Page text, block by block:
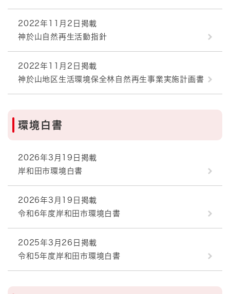
2022年11月2日掲載
神於山自然再生活動指針
2022年11月2日掲載
神於山地区生活環境保全林自然再生事業実施計画書
環境白書
2026年3月19日掲載
岸和田市環境白書
2026年3月19日掲載
令和6年度岸和田市環境白書
2025年3月26日掲載
令和5年度岸和田市環境白書